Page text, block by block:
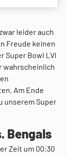
leider auch
Freude keinen
Super Bowl LVI
wahrscheinlich
Am Ende
unserem Super
Bengals
Zeit um 00:30